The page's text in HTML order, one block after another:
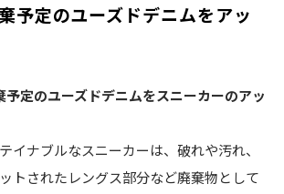
予定のユーズドデニムをアッ
予定のユーズドデニムをスニーカーのアッ
イナブルなスニーカーは、破れや汚れ、
トされたレングス部分など廃棄物として